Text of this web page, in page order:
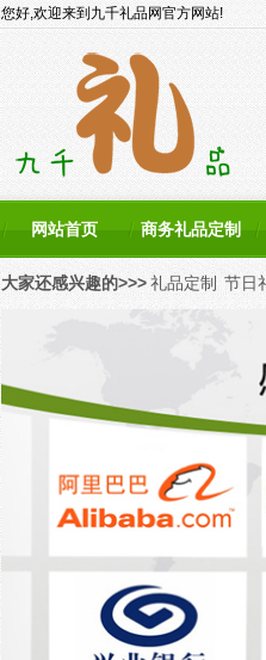
网站首页 商务礼品定制
您好,欢迎来到九千礼品网官方网站!
大家还感兴趣的>>>礼品定制 节日